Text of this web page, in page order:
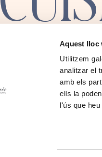
Aquest lloc
Utilitzem
analitzar el
amb els
ells la
l'ús que
CTRA.
TREMP C-13 ·
25631 CELLERS
+34 973 651 120